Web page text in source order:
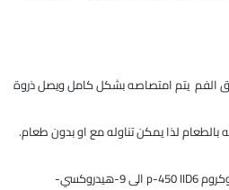
الفم يتم امتصاصه بشكل كامل ويصل ذروة
بالطعام لذا يمكن تناوله مع او بدون طعام.
الريسبيريدون عن طريق انزيم سيتوكروم p-450 IID6 الى 9-هيدروكسي-